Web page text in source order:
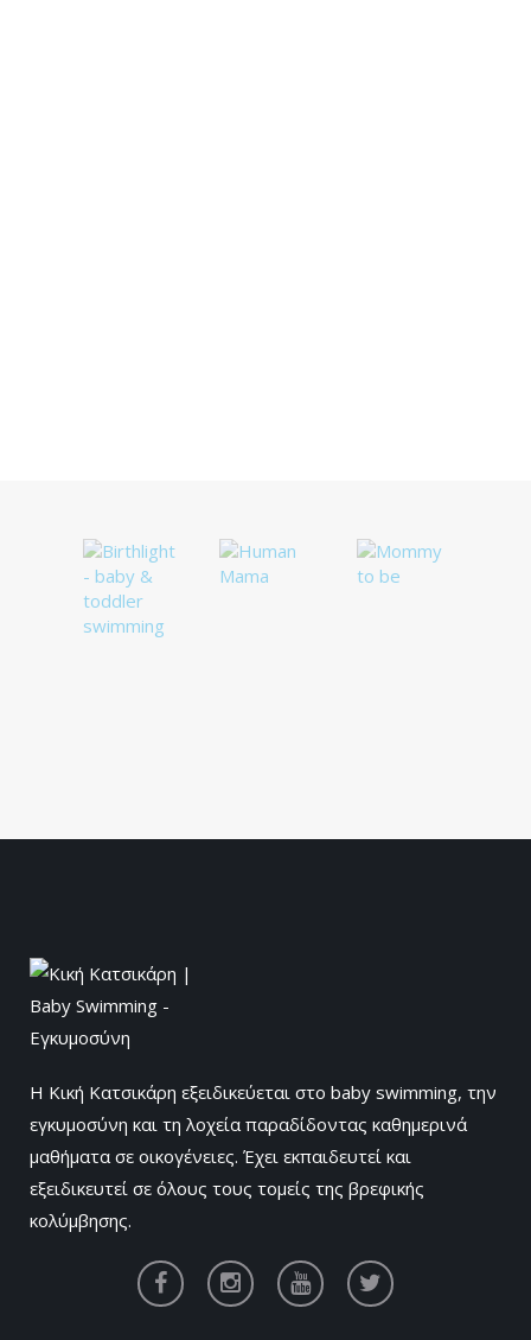
Η Κική Κατσικάρη εξειδικεύεται στο baby swimming, την
εγκυμοσύνη και τη λοχεία παραδίδοντας καθημερινά
μαθήματα σε οικογένειες. Έχει εκπαιδευτεί και
εξειδικευτεί σε όλους τους τομείς της βρεφικής
κολύμβησης.